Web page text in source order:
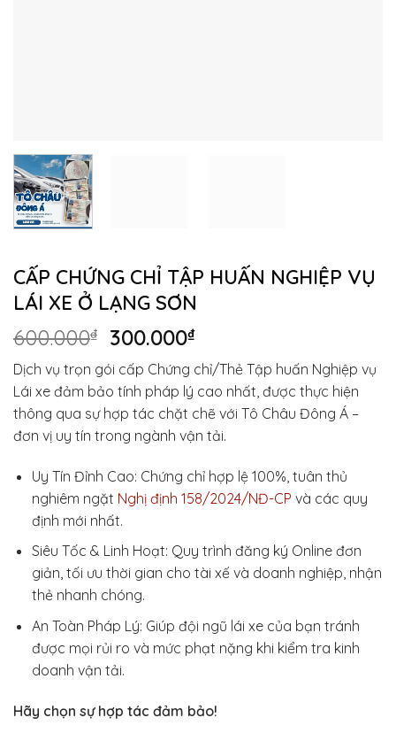
CẤP CHỨNG CHỈ TẬP HUẤN NGHIỆP VỤ
LÁI XE Ở LẠNG SƠN
600.000₫
Giá
gốc
là:
600.000₫.
300.000₫Giá
hiện
tại
là:
300.000₫.
Dịch vụ trọn gói cấp Chứng chỉ/Thẻ Tập huấn Nghiệp vụ
Lái xe đảm bảo tính pháp lý cao nhất, được thực hiện
thông qua sự hợp tác chặt chẽ với Tô Châu Đông Á –
đơn vị uy tín trong ngành vận tải.
Uy Tín Đỉnh Cao: Chứng chỉ hợp lệ 100%, tuân thủ
nghiêm ngặt Nghị định 158/2024/NĐ-CP và các quy
định mới nhất.
Siêu Tốc & Linh Hoạt: Quy trình đăng ký Online đơn
giản, tối ưu thời gian cho tài xế và doanh nghiệp, nhận
thẻ nhanh chóng.
An Toàn Pháp Lý: Giúp đội ngũ lái xe của bạn tránh
được mọi rủi ro và mức phạt nặng khi kiểm tra kinh
doanh vận tải.
Hãy chọn sự hợp tác đảm bảo!